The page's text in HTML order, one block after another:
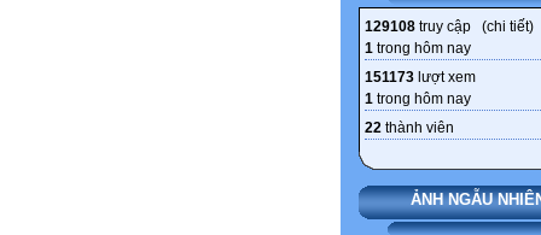
129108 truy cập (chi tiết)
1 trong hôm nay
151173 lượt xem
1 trong hôm nay
22 thành viên
ẢNH NGẪU